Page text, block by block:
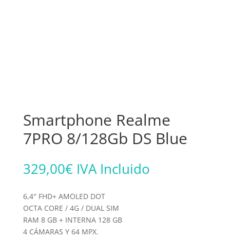
Smartphone Realme
7PRO 8/128Gb DS Blue
329,00€ IVA Incluido
6,4″ FHD+ AMOLED DOT
OCTA CORE / 4G / DUAL SIM
RAM 8 GB + INTERNA 128 GB
4 CÁMARAS Y 64 MPX.